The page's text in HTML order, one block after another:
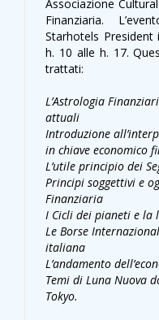
Associazione
Finanziaria.
Starhotels
h. 10 alle h. 17.
trattati:
L’Astrologia
attuali
Introduzione
in chiave economico
L’utile principio dei
Principi soggettivi e
Finanziaria
I Cicli dei pianeti e la
Le Borse
italiana
L’andamento
Temi di Luna Nuova
Tokyo.